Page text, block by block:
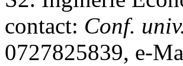
contact: Conf.
0727825839, e-